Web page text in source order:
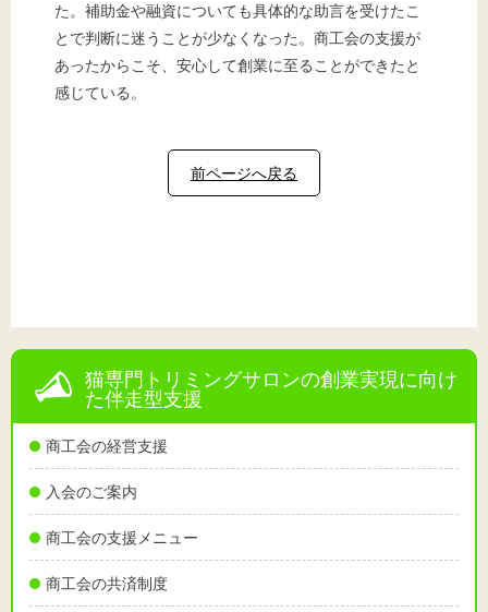
猫専門トリミングサロンの創業実現に向け
た伴走型支援
商工会の経営支援
入会のご案内
商工会の支援メニュー
商工会の共済制度
た。補助金や融資についても具体的な助言を受けたこ
とで判断に迷うことが少なくなった。商工会の支援が
あったからこそ、安心して創業に至ることができたと
感じている。
前ページへ戻る